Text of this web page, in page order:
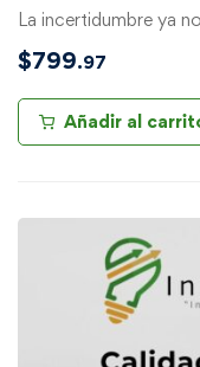
La incertidumbre ya
$799.97
Añadir al